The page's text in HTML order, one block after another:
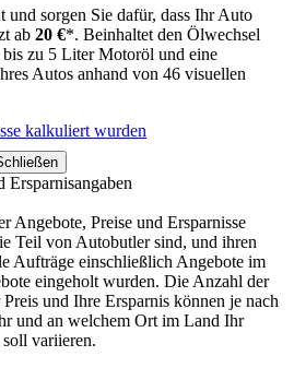
und sorgen Sie dafür, dass Ihr Auto
ab 20 €*. Beinhaltet den Ölwechsel
zu 5 Liter Motoröl und eine
Autos anhand von 46 visuellen
kalkuliert wurden
Ersparnisangaben
Angebote, Preise und Ersparnisse
Teil von Autobutler sind, und ihren
Aufträge einschließlich Angebote im
eingeholt wurden. Die Anzahl der
und Ihre Ersparnis können je nach
und an welchem Ort im Land Ihr
variieren.